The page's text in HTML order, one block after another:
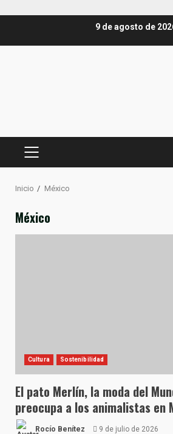
9 de agosto de
MENÚ
Inicio México
México
Cultura Sostenibilidad
El pato Merlín, la moda del
preocupa a los animalistas en
Rocío Benítez 9 de julio de 2026